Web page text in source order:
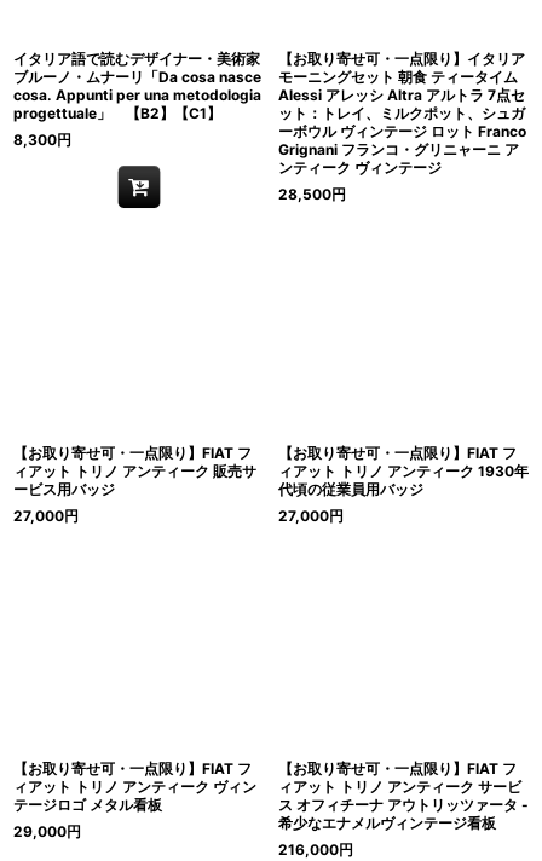
イタリア語で読むデザイナー・美術家
ブルーノ・ムナーリ「Da cosa nasce
cosa. Appunti per una metodologia
progettuale」 【B2】【C1】
8,300円
【お取り寄せ可・一点限り】イタリア
モーニングセット 朝食 ティータイム
Alessi アレッシ Altra アルトラ 7点セ
ット：トレイ、ミルクポット、シュガ
ーボウル ヴィンテージ ロット Franco
Grignani フランコ・グリニャーニ ア
ンティーク ヴィンテージ
28,500円
【お取り寄せ可・一点限り】FIAT フ
ィアット トリノ アンティーク 販売サ
ービス用バッジ
27,000円
【お取り寄せ可・一点限り】FIAT フ
ィアット トリノ アンティーク 1930年
代頃の従業員用バッジ
27,000円
【お取り寄せ可・一点限り】FIAT フ
ィアット トリノ アンティーク ヴィン
テージロゴ メタル看板
29,000円
【お取り寄せ可・一点限り】FIAT フ
ィアット トリノ アンティーク サービ
ス オフィチーナ アウトリッツァータ -
希少なエナメルヴィンテージ看板
216,000円